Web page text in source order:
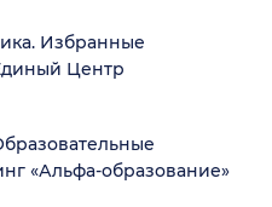
Избранные
Центр
«Альфа-образование»